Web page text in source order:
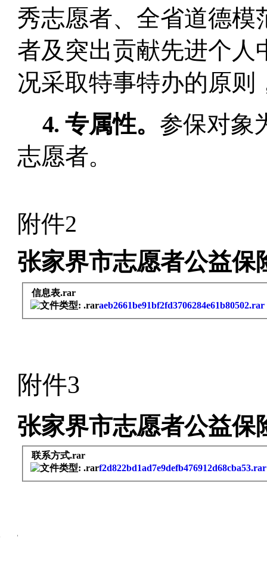
秀志愿者、全省道德模
者及突出贡献先进个人
况采取特事特办的原则
4.专属性。 参保对象
志愿者。
附件2
张家界市志愿者公益保
信息表.rar
aeb2661be91bf2fd3706284e61b80502.rar
附件3
张家界市志愿者公益保
联系方式.rar
f2d822bd1ad7e9defb476912d68cba53.rar